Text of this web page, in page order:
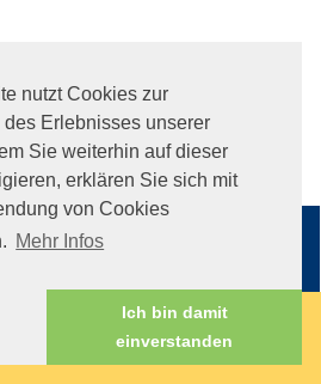
nutzt Cookies zur
Erlebnisses unserer
Sie weiterhin auf dieser
erklären Sie sich mit
von Cookies
Mehr Infos
Ich bin damit
einverstanden